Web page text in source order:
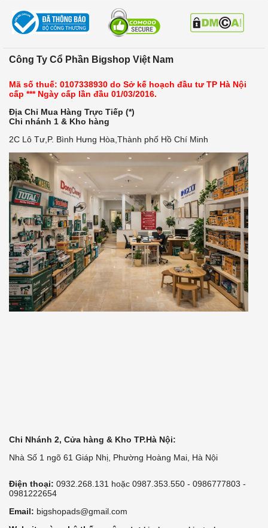
Công Ty Cổ Phần Bigshop Việt Nam
Mã số thuế: 0107338930 do Sở kế hoạch đầu tư TP Hà Nội
cấp *** Ngày cấp lần đầu 01/03/2016.
Địa Chỉ Mua Hàng Trực Tiếp (*)
Chi nhánh 1 & Kho hàng
2C Lô Tư,P. Bình Hưng Hòa,Thành phố Hồ Chí Minh
Chi Nhánh 2, Cửa hàng & Kho TP.Hà Nội:
Nhà Số 1 ngõ 61 Giáp Nhị, Phường Hoàng Mai, Hà Nội
Điện thoại: 0932.268.131 hoặc 0987.353.550 - 0986777803 -
0981222654
Email: bigshopads@gmail.com